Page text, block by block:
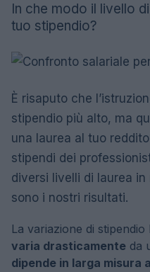
In che modo il livello
tuo stipendio?
È risaputo che
stipendio più alto, ma
una laurea al tuo
stipendi dei
diversi livelli di laurea
sono i nostri risultati.
La variazione di stipendio
varia drasticamente da
dipende in larga misura